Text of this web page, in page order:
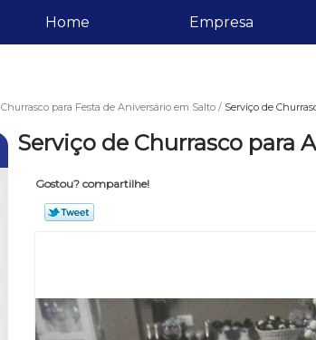
Home Empresa
Churrasco para Festa de Aniversário em Salto Serviço de
Serviço de Churrasco para
Gostou? compartilhe!